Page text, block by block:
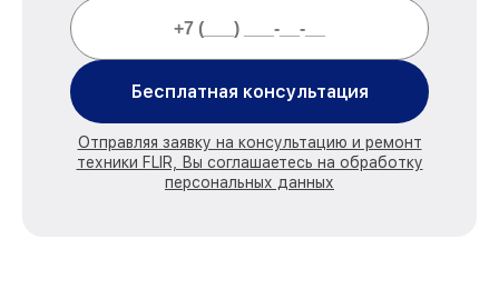
Бесплатная консультация
Отправляя заявку на консультацию и ремонт
техники FLIR, Вы соглашаетесь на обработку
персональных данных